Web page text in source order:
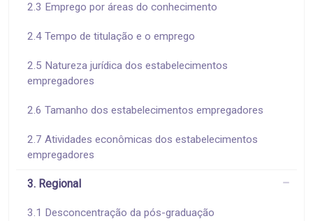
2.3 Emprego por áreas do conhecimento
2.4 Tempo de titulação e o emprego
2.5 Natureza jurídica dos estabelecimentos
empregadores
2.6 Tamanho dos estabelecimentos empregadores
2.7 Atividades econômicas dos estabelecimentos
empregadores
3. Regional
3.1 Desconcentração da pós-graduação